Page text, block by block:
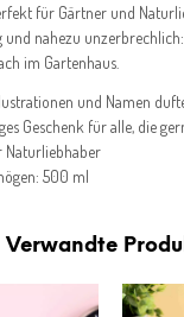
für Gärtner und
und nahezu
im Gartenhaus.
und Namen
Geschenk für alle, die
500 ml
Verwandte